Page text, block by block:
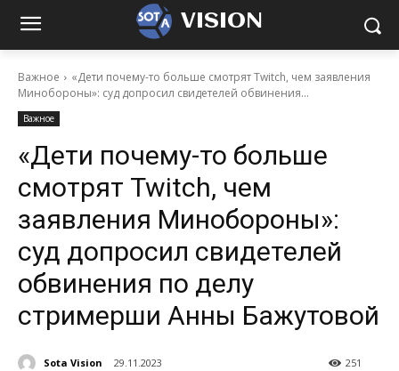
VISION
Важное
«Дети почему-то больше смотрят Twitch, чем заявления
Минобороны»: суд допросил свидетелей обвинения...
Важное
«Дети почему-то больше
смотрят Twitch, чем
заявления Минобороны»:
суд допросил свидетелей
обвинения по делу
стримерши Анны Бажутовой
Sota Vision 29.11.2023 251